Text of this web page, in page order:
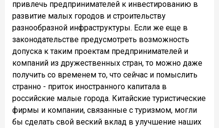
привлечь предпринимателей к инвестированию в
развитие малых городов и строительству
разнообразной инфраструктуры. Если же еще в
законодательстве предусмотреть возможность
допуска к таким проектам предпринимателей и
компаний из дружественных стран, то можно даже
получить со временем то, что сейчас и помыслить
странно - приток иностранного капитала в
российские малые города. Китайские туристические
фирмы и компании, связанные с туризмом, могли
бы сделать свой веский вклад в улучшение наших